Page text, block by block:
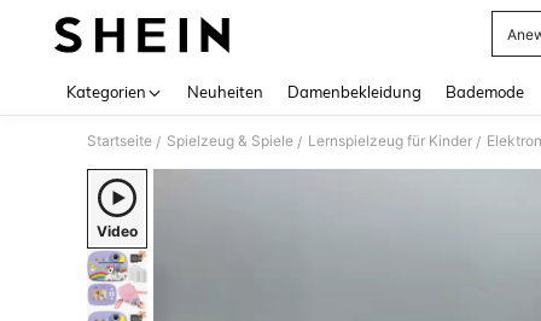
Kategorien Neuheiten Damenbekleidung Bademode
Startseite / Spielzeug & Spiele / Lernspielzeug für Kinder /
Video